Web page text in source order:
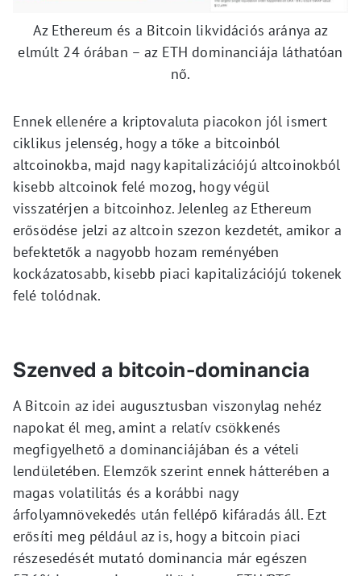
Az Ethereum és a Bitcoin likvidációs aránya az
elmúlt 24 órában – az ETH dominanciája láthatóan
nő.
Ennek ellenére a kriptovaluta piacokon jól ismert
ciklikus jelenség, hogy a tőke a bitcoinból
altcoinokba, majd nagy kapitalizációjú altcoinokból
kisebb altcoinok felé mozog, hogy végül
visszatérjen a bitcoinhoz. Jelenleg az Ethereum
erősödése jelzi az altcoin szezon kezdetét, amikor a
befektetők a nagyobb hozam reményében
kockázatosabb, kisebb piaci kapitalizációjú tokenek
felé tolódnak.
Szenved a bitcoin-dominancia
A Bitcoin az idei augusztusban viszonylag nehéz
napokat él meg, amint a relatív csökkenés
megfigyelhető a dominanciájában és a vételi
lendületében. Elemzők szerint ennek hátterében a
magas volatilitás és a korábbi nagy
árfolyamnövekedés után fellépő kifáradás áll. Ezt
erősíti meg például az is, hogy a bitcoin piaci
részesedését mutató dominancia már egészen